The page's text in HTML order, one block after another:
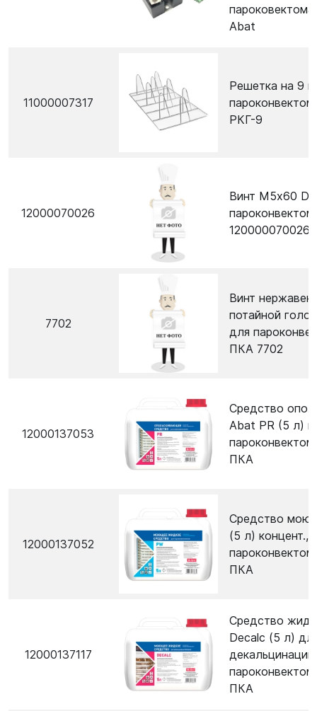
Abat
11000007317
Решетка на 9
РКГ-9
12000070026
Винт М5х60
120000070026
7702
Винт
потайной
для
ПКА 7702
12000137053
Средство
Abat PR (5 л)
ПКА
12000137052
Средство
(5 л) концент.,
ПКА
12000137117
Средство
Decalc (5 л)
ПКА